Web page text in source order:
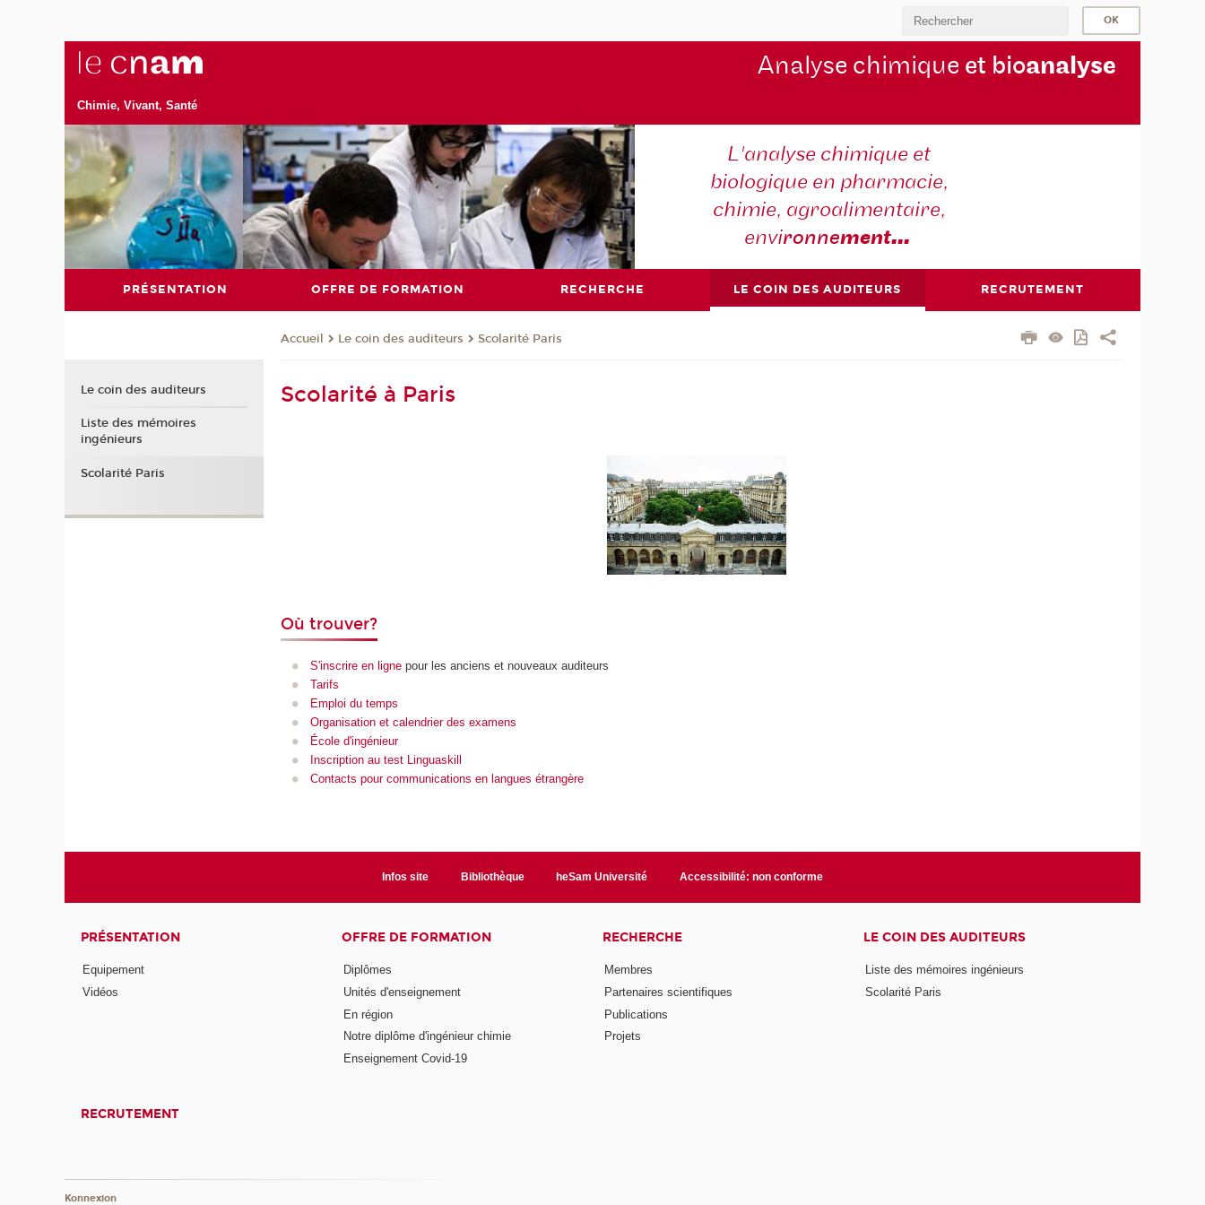
Chimie, Vivant, Santé
Analyse chimique et bioanalyse
L'analyse chimique et
biologique en pharmacie,
chimie, agroalimentaire,
environnement...
PRÉSENTATION OFFRE DE FORMATION RECHERCHE LE COIN DES AUDITEURS RECRUTEMENT
Accueil Le coin des auditeurs Scolarité Paris
Scolarité à Paris
Où trouver?
S'inscrire en lignepour les anciens et nouveaux auditeurs
Tarifs
Emploi du temps
Organisation et calendrier des examens
École d'ingénieur
Inscription au test Linguaskill
Contacts pour communications en langues étrangère
Le coin des auditeurs
Liste des mémoires
ingénieurs
Scolarité Paris
Infos site Bibliothèque heSam Université Accessibilité: non conforme
PRÉSENTATION
Equipement
Vidéos
OFFRE DE FORMATION
Diplômes
Unités d'enseignement
En région
Notre diplôme d'ingénieur chimie
Enseignement Covid-19
RECHERCHE
Membres
Partenaires scientifiques
Publications
Projets
LE COIN DES AUDITEURS
Liste des mémoires ingénieurs
Scolarité Paris
RECRUTEMENT
Konnexion